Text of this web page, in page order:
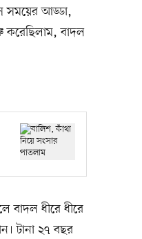
সময়ের আড্ডা,
করেছিলাম, বাদল
বাদল ধীরে ধীরে
টানা ২৭ বছর